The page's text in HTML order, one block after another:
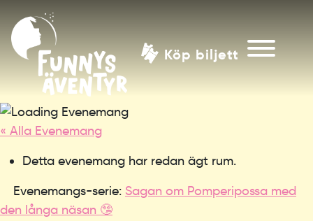
Köp biljett
« Alla Evenemang
Detta evenemang har redan ägt rum.
Evenemangs-serie: Sagan om Pomperipossa med
den långa näsan 🤥